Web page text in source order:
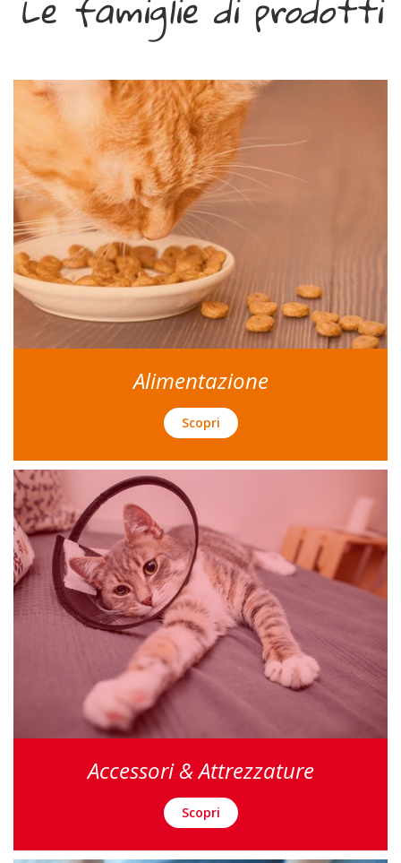
Alimentazione
Scopri
Accessori & Attrezzature
Scopri